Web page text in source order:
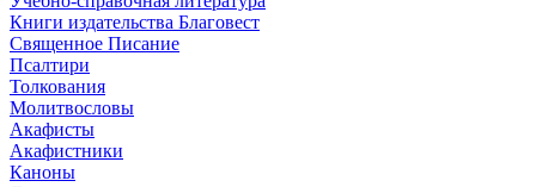
Книги издательства Благовест
Священное Писание
Псалтири
Толкования
Молитвословы
Акафисты
Акафистники
Каноны